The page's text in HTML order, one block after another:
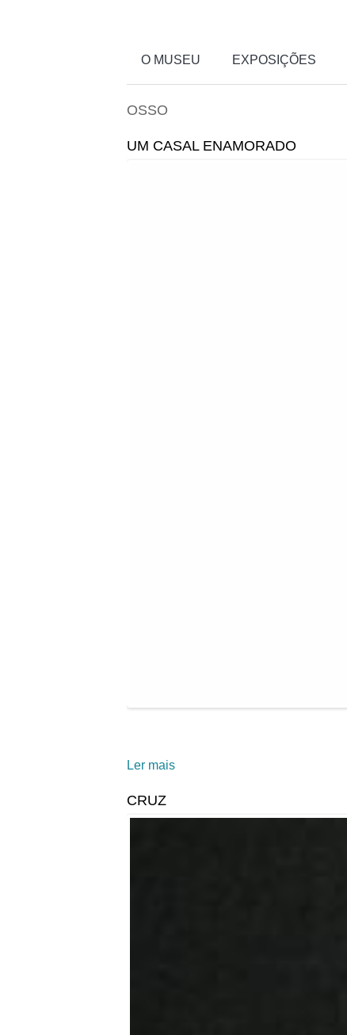
O MUSEU EXPOSIÇÕES
OSSO
UM CASAL ENAMORADO
Ler mais
CRUZ